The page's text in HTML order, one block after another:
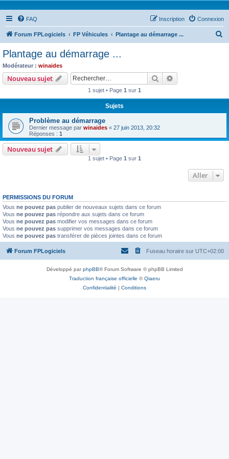
FAQ Connexion
Inscription
Forum FPLogiciels FP Véhicules Plantage au démarrage ...
Plantage au démarrage ...
Modérateur : winaides
Nouveau sujet Rechercher
1 sujet • Page 1 sur 1
Sujets
Problème au démarrage
Dernier message par winaides « 27 juin 2013, 20:32
Réponses : 1
Nouveau sujet
1 sujet • Page 1 sur 1
Aller
PERMISSIONS DU FORUM
Vous ne pouvez pas publier de nouveaux sujets dans ce forum
Vous ne pouvez pas répondre aux sujets dans ce forum
Vous ne pouvez pas modifier vos messages dans ce forum
Vous ne pouvez pas supprimer vos messages dans ce forum
Vous ne pouvez pas transférer de pièces jointes dans ce forum
Forum FPLogiciels Fuseau horaire sur UTC+02:00
Développé parphpBB® Forum Software © phpBB Limited
Traduction française officielle ©Qiaeru
Confidentialité | Conditions